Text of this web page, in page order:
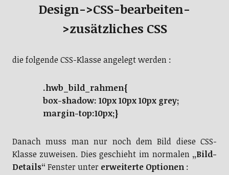
Design->CSS-bearbeiten-
>zusätzliches CSS
die folgende CSS-Klasse angelegt werden :
.hwb_bild_rahmen{
box-shadow: 10px 10px 10px grey;
margin-top:10px;}
Danach muss man nur noch dem Bild diese CSS-
Klasse zuweisen. Dies geschieht im normalen „Bild-
Details“ Fenster unter erweiterte Optionen: